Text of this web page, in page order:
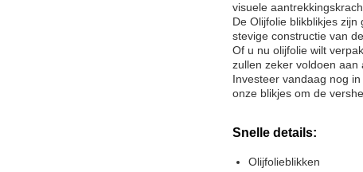
visuele
De Olijfolie blikblikjes
stevige constructie van
Of u nu olijfolie wilt
zullen zeker voldoen aan
Investeer vandaag nog
onze blikjes om de
Snelle details:
Olijfolieblikken